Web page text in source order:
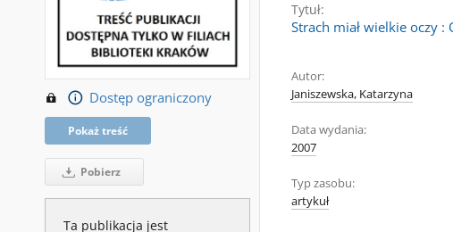
Dostęp ograniczony
Pokaż treść
Pobierz
Ta publikacja jest
Tytuł:
Strach miał wielkie oczy :
Autor:
Janiszewska, Katarzyna
Data wydania:
2007
Typ zasobu:
artykuł